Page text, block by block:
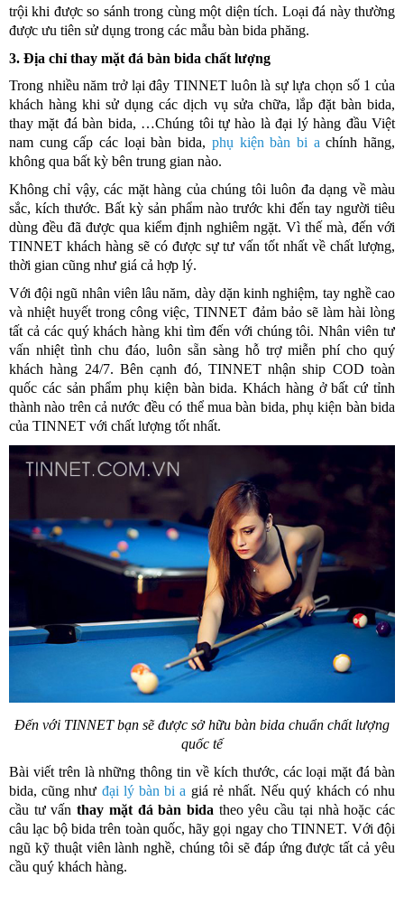
trội khi được so sánh trong cùng một diện tích. Loại đá này thường
được ưu tiên sử dụng trong các mẫu bàn bida phăng.
3. Địa chỉ thay mặt đá bàn bida chất lượng
Trong nhiều năm trở lại đây TINNET luôn là sự lựa chọn số 1 của
khách hàng khi sử dụng các dịch vụ sửa chữa, lắp đặt bàn bida,
thay mặt đá bàn bida, …Chúng tôi tự hào là đại lý hàng đầu Việt
nam cung cấp các loại bàn bida, phụ kiện bàn bi a chính hãng,
không qua bất kỳ bên trung gian nào.
Không chỉ vậy, các mặt hàng của chúng tôi luôn đa dạng về màu
sắc, kích thước. Bất kỳ sản phẩm nào trước khi đến tay người tiêu
dùng đều đã được qua kiểm định nghiêm ngặt. Vì thế mà, đến với
TINNET khách hàng sẽ có được sự tư vấn tốt nhất về chất lượng,
thời gian cũng như giá cả hợp lý.
Với đội ngũ nhân viên lâu năm, dày dặn kinh nghiệm, tay nghề cao
và nhiệt huyết trong công việc, TINNET đảm bảo sẽ làm hài lòng
tất cả các quý khách hàng khi tìm đến với chúng tôi. Nhân viên tư
vấn nhiệt tình chu đáo, luôn sẵn sàng hỗ trợ miễn phí cho quý
khách hàng 24/7. Bên cạnh đó, TINNET nhận ship COD toàn
quốc các sản phẩm phụ kiện bàn bida. Khách hàng ở bất cứ tỉnh
thành nào trên cả nước đều có thể mua bàn bida, phụ kiện bàn bida
của TINNET với chất lượng tốt nhất.
Đến với TINNET bạn sẽ được sở hữu bàn bida chuẩn chất lượng
quốc tế
Bài viết trên là những thông tin về kích thước, các loại mặt đá bàn
bida, cũng như đại lý bàn bi a giá rẻ nhất. Nếu quý khách có nhu
cầu tư vấnthay mặt đá bàn bida theo yêu cầu tại nhà hoặc các
câu lạc bộ bida trên toàn quốc, hãy gọi ngay cho TINNET. Với đội
ngũ kỹ thuật viên lành nghề, chúng tôi sẽ đáp ứng được tất cả yêu
cầu quý khách hàng.